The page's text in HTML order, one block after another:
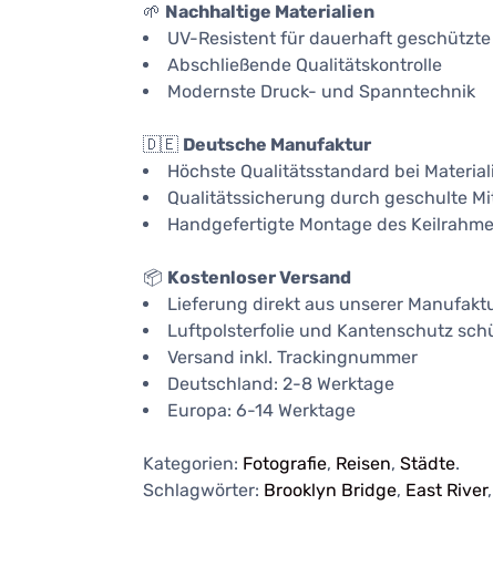
🌱 Nachhaltige Materialien
UV-Resistent für dauerhaft geschützte
Abschließende Qualitätskontrolle
Modernste Druck- und Spanntechnik
🇩🇪 Deutsche Manufaktur
Höchste Qualitätsstandard bei
Qualitätssicherung durch geschulte
Handgefertigte Montage des
📦 Kostenloser Versand
Lieferung direkt aus unserer
Luftpolsterfolie und Kantenschutz
Versand inkl. Trackingnummer
Deutschland: 2-8 Werktage
Europa: 6-14 Werktage
Kategorien: Fotografie, Reisen,Städte.
Schlagwörter: Brooklyn Bridge, East River,